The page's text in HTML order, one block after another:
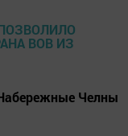
Челны